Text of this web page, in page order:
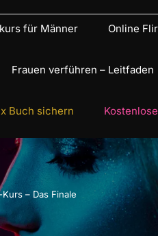
für Männer Online
Frauen verführen – Leitfaden
Buch sichern
– Das Finale